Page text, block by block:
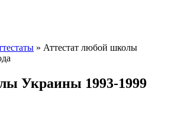
» Аттестат любой школы
Украины 1993-1999